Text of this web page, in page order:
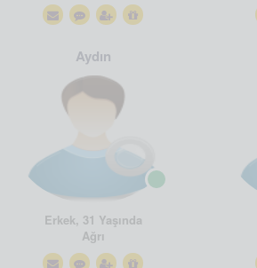
Aydın
Erkek, 31 Yaşında
Ağrı